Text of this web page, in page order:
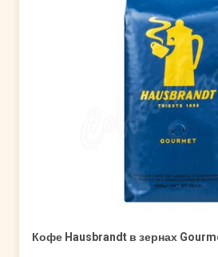
Кофе Hausbrandt в зернах